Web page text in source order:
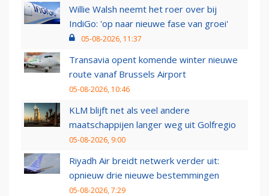
Willie Walsh neemt het roer over bij
IndiGo: 'op naar nieuwe fase van groei'
05-08-2026, 11:37
Transavia opent komende winter nieuwe
route vanaf Brussels Airport
05-08-2026, 10:46
KLM blijft net als veel andere
maatschappijen langer weg uit Golfregio
05-08-2026, 9:00
Riyadh Air breidt netwerk verder uit:
opnieuw drie nieuwe bestemmingen
05-08-2026, 7:29